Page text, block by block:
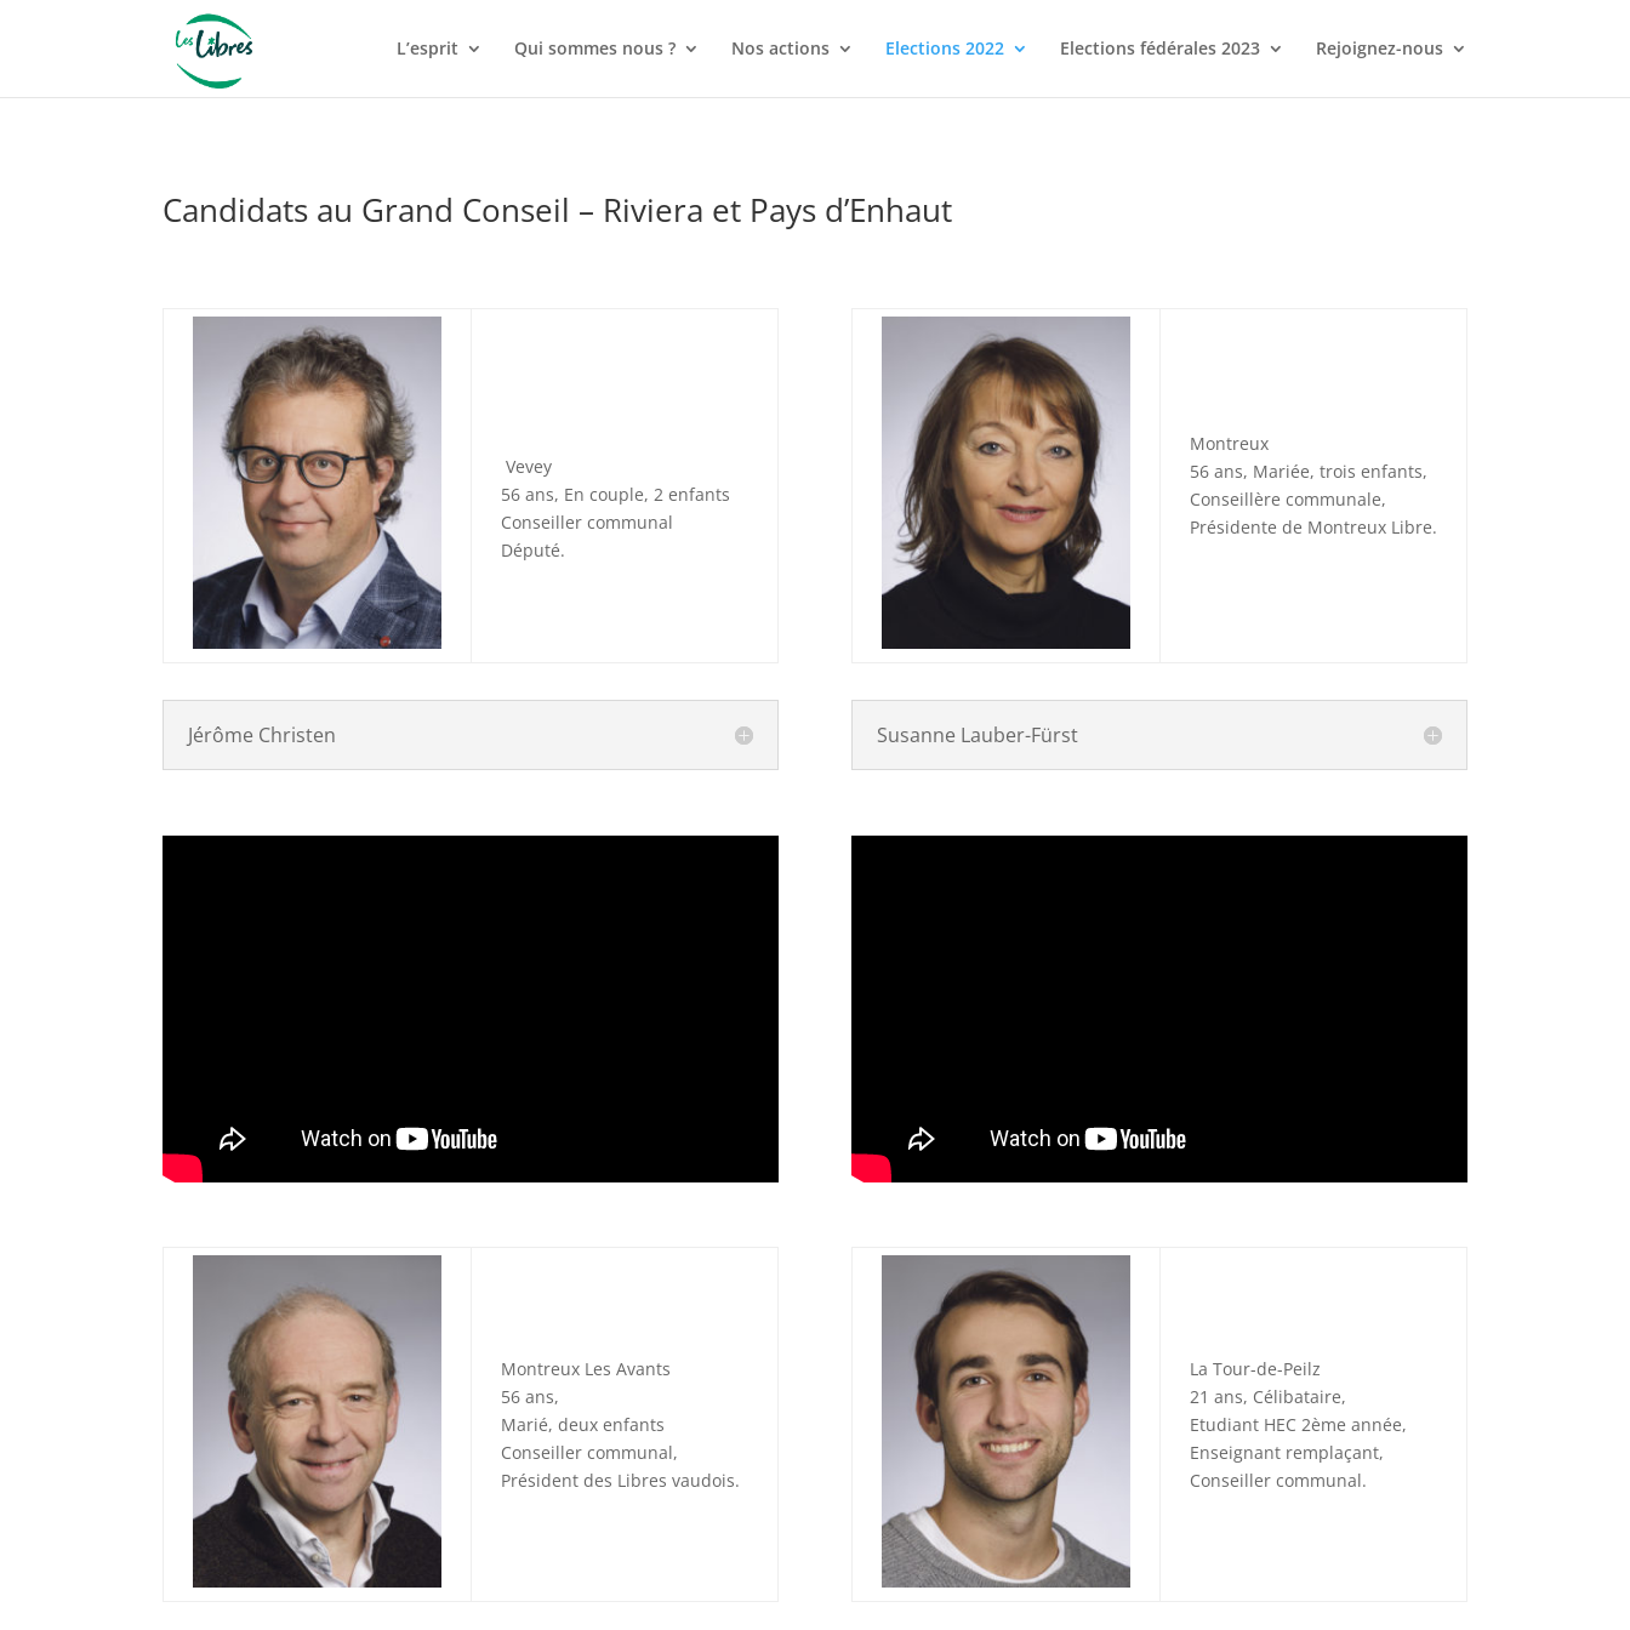
L’esprit Qui sommes nous ? Nos actions Elections 2022 Elections fédérales 2023 Rejoignez-nous
Candidats au Grand Conseil – Riviera et Pays d’Enhaut
Vevey
56 ans, En couple, 2 enfants
Conseiller communal
Député.
Jérôme Christen
Montreux
56 ans, Mariée, trois enfants,
Conseillère communale,
Présidente de Montreux Libre.
Susanne Lauber-Fürst
Montreux Les Avants
56 ans,
Marié, deux enfants
Conseiller communal,
Président des Libres vaudois.
La Tour-de-Peilz
21 ans, Célibataire,
Etudiant HEC 2ème année,
Enseignant remplaçant,
Conseiller communal.